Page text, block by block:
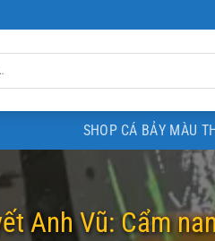
SHOP CÁ BẢY MÀU
Anh Vũ: Cẩm